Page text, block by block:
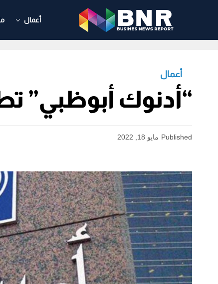
أعمال
أعمال
“أدنوك أبوظبي”
Published مايو 18, 2022